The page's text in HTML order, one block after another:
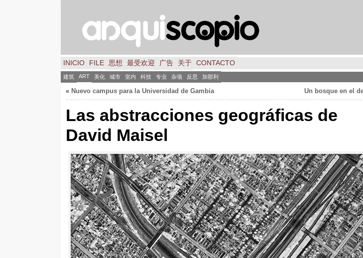
INICIO FILE 思想 最受欢迎 广告 关于 CONTACTO
建筑 ART 美化 城市 室内 科技 专业 杂项 反思 加那利
« Nuevo campus para la Universidad de Gambia Un bosque en el
Las abstracciones geográficas de
David Maisel